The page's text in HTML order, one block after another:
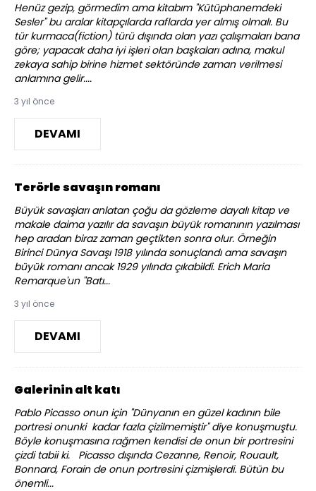
Henüz gezip, görmedim ama kitabım "Kütüphanemdeki
Sesler" bu aralar kitapçılarda raflarda yer almış olmalı. Bu
tür kurmaca(fiction) türü dışında olan yazı çalışmaları bana
göre; yapacak daha iyi işleri olan başkaları adına, makul
zekaya sahip birine hizmet sektöründe zaman verilmesi
anlamına gelir....
3 yıl önce
DEVAMI
Terörle savaşın romanı
Büyük savaşları anlatan çoğu da gözleme dayalı kitap ve
makale daima yazılır da savaşın büyük romanının yazılması
hep aradan biraz zaman geçtikten sonra olur. Örneğin
Birinci Dünya Savaşı 1918 yılında sonuçlandı ama savaşın
büyük romanı ancak 1929 yılında çıkabildi. Erich Maria
Remarque'un "Batı...
3 yıl önce
DEVAMI
Galerinin alt katı
Pablo Picasso onun için "Dünyanın en güzel kadının bile
portresi onunki kadar fazla çizilmemiştir" diye konuşmuştu.
Böyle konuşmasına rağmen kendisi de onun bir portresini
çizdi tabii ki. Picasso dışında Cezanne, Renoir, Rouault,
Bonnard, Forain de onun portresini çizmişlerdi. Bütün bu
önemli...